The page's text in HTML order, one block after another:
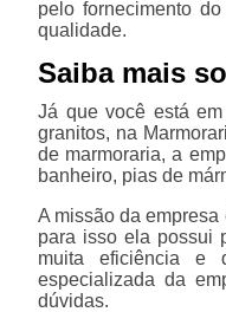
pelo fornecimento
qualidade.
Saiba mais
Já que você está
granitos, na
de marmoraria, a
banheiro, pias de
A missão da
para isso ela possui
muita eficiência e
especializada da
dúvidas.